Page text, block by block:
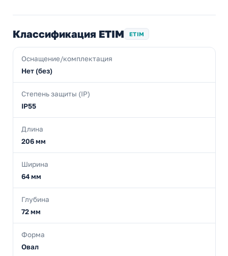
Классификация ETIM ETIM
Оснащение/комплектация
Нет (без)
Степень защиты (IP)
IP55
Длина
206 мм
Ширина
64 мм
Глубина
72 мм
Форма
Овал